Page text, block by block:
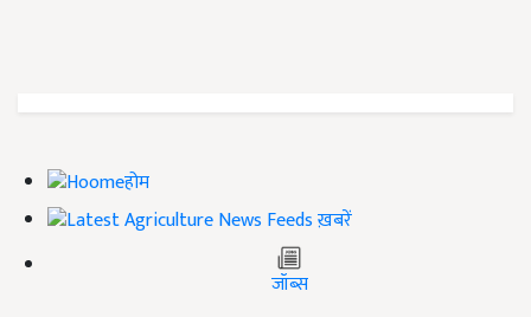
होम
ख़बरें
जॉब्स